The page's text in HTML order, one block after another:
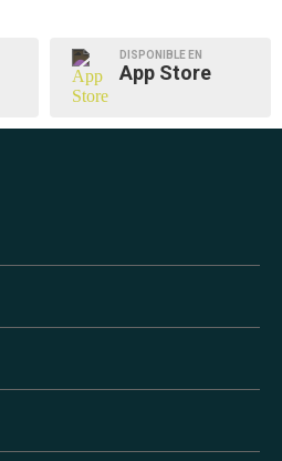
DISPONIBLE EN
App Store